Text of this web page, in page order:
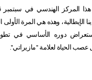
الإيطالية، وهذه هي المرة الأولى
دوره الأساسي في
عصب الحياة لعلامة "مازيراتي".